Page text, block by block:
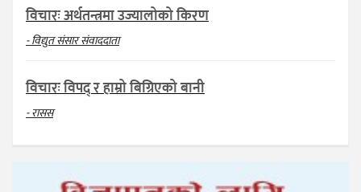
विचारः अर्थतन्त्रमा उज्यालोको किरण
- विद्युत संसार संवाददाता
विचारः विपद् र हाम्रो बिग्रिएको बानी
- रासस